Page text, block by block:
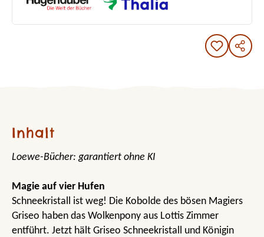
Inhalt
Loewe-Bücher: garantiert ohne KI
Magie auf vier Hufen
Schneekristall ist weg! Die Kobolde des bösen Magiers
Griseo haben das Wolkenpony aus Lottis Zimmer
entführt. Jetzt hält Griseo Schneekristall und Königin